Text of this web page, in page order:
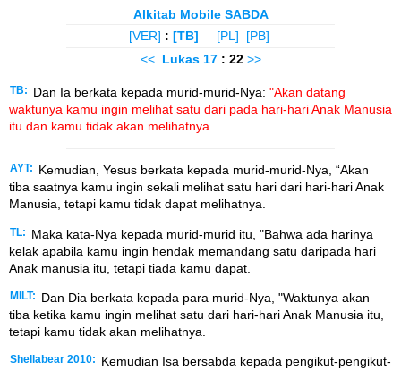
Alkitab Mobile SABDA
[VER] : [TB] [PL]
[PB]
<< Lukas 17 : 22 >>
TB: Dan Ia berkata kepada murid-murid-Nya: "Akan datang
waktunya kamu ingin melihat satu dari pada hari-hari Anak Manusia
itu dan kamu tidak akan melihatnya.
AYT:
Kemudian, Yesus berkata kepada murid-murid-Nya, “Akan
tiba saatnya kamu ingin sekali melihat satu hari dari hari-hari Anak
Manusia, tetapi kamu tidak dapat melihatnya.
TL:
Maka kata-Nya kepada murid-murid itu, "Bahwa ada harinya
kelak apabila kamu ingin hendak memandang satu daripada hari
Anak manusia itu, tetapi tiada kamu dapat.
MILT:
Dan Dia berkata kepada para murid-Nya, "Waktunya akan
tiba ketika kamu ingin melihat satu dari hari-hari Anak Manusia itu,
tetapi kamu tidak akan melihatnya.
Shellabear 2010:
Kemudian Isa bersabda kepada pengikut-pengikut-